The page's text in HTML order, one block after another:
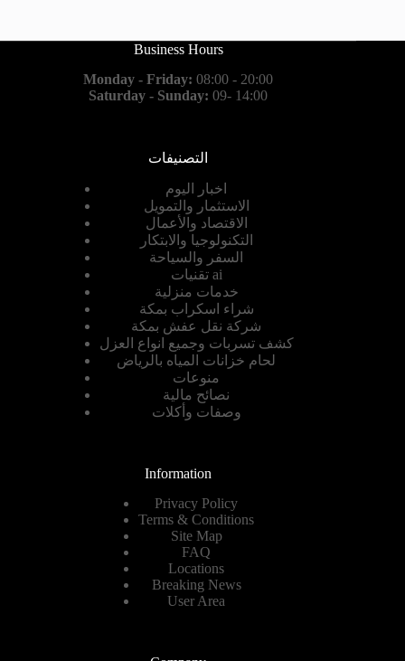
Business Hours
Monday - Friday: 08:00 - 20:00
Saturday - Sunday: 09- 14:00
التصنيفات
اخبار اليوم
الاستثمار والتمويل
الاقتصاد والأعمال
التكنولوجيا والابتكار
السفر والسياحة
تقنيات ai
خدمات منزلية
شراء اسكراب بمكة
شركة نقل عفش بمكة
كشف تسربات وجميع انواع العزل
لحام خزانات المياه بالرياض
منوعات
نصائح مالية
وصفات وأكلات
Information
Privacy Policy
Terms & Conditions
Site Map
FAQ
Locations
Breaking News
User Area